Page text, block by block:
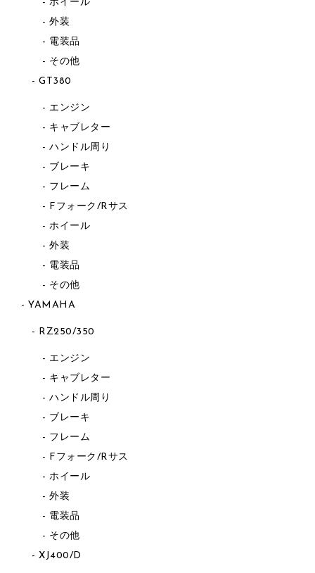
ホイール
外装
電装品
その他
GT380
エンジン
キャブレター
ハンドル周り
ブレーキ
フレーム
Fフォーク/Rサス
ホイール
外装
電装品
その他
YAMAHA
RZ250/350
エンジン
キャブレター
ハンドル周り
ブレーキ
フレーム
Fフォーク/Rサス
ホイール
外装
電装品
その他
XJ400/D